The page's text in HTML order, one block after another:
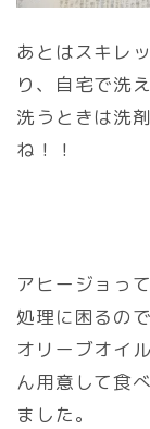
あとはスキレ
り、自宅で洗
洗うときは洗
ね！！
アヒージョっ
処理に困るので
オリーブオイ
ん用意して食
ました。